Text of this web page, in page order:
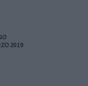
2019